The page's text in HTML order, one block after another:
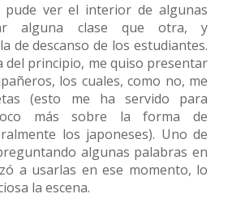
ver el interior de algunas
alguna clase que otra, y
de descanso de los estudiantes.
del principio, me quiso presentar
los cuales, como no, me
(esto me ha servido para
más sobre la forma de
los japoneses). Uno de
algunas palabras en
a usarlas en ese momento, lo
la escena.